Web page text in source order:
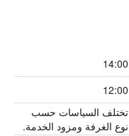
14:00
12:00
تختلف السياسات حسب
نوع الغرفة ومزود الخدمة.